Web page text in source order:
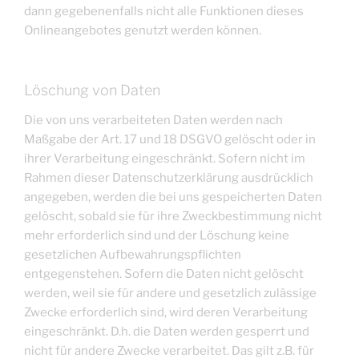
dann gegebenenfalls nicht alle Funktionen dieses
Onlineangebotes genutzt werden können.
Löschung von Daten
Die von uns verarbeiteten Daten werden nach
Maßgabe der Art. 17 und 18 DSGVO gelöscht oder in
ihrer Verarbeitung eingeschränkt. Sofern nicht im
Rahmen dieser Datenschutzerklärung ausdrücklich
angegeben, werden die bei uns gespeicherten Daten
gelöscht, sobald sie für ihre Zweckbestimmung nicht
mehr erforderlich sind und der Löschung keine
gesetzlichen Aufbewahrungspflichten
entgegenstehen. Sofern die Daten nicht gelöscht
werden, weil sie für andere und gesetzlich zulässige
Zwecke erforderlich sind, wird deren Verarbeitung
eingeschränkt. D.h. die Daten werden gesperrt und
nicht für andere Zwecke verarbeitet. Das gilt z.B. für